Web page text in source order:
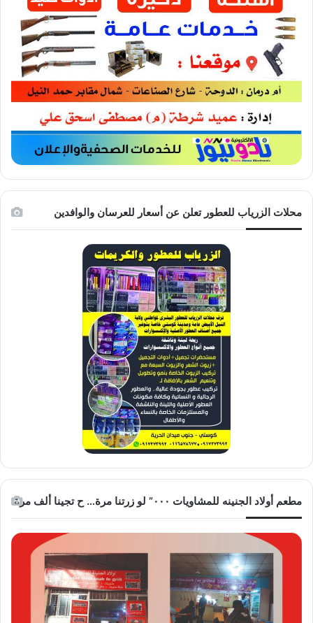
محلات الزرياب للعطور تعلن عن أسعار للعرسان والوافدين
مطعم أولاد الجنينه للمشاويات ٠٠٠” لو زرتنا مرة… ح تجينا ألف مرة